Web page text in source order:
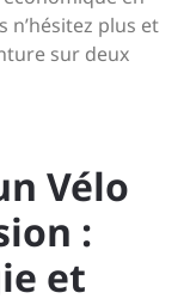
n’hésitez plus et
sur deux
Vélo
:
et